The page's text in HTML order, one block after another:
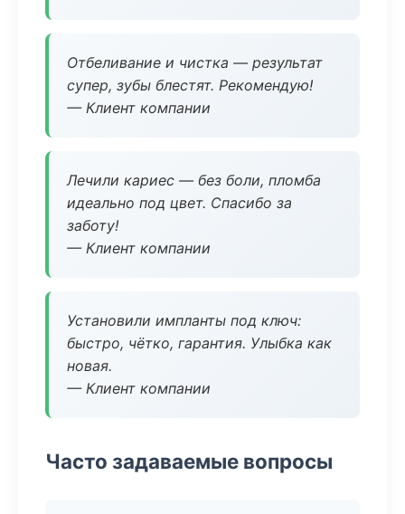
Отбеливание и чистка — результат
супер, зубы блестят. Рекомендую!
— Клиент компании
Лечили кариес — без боли, пломба
идеально под цвет. Спасибо за
заботу!
— Клиент компании
Установили импланты под ключ:
быстро, чётко, гарантия. Улыбка как
новая.
— Клиент компании
Часто задаваемые вопросы